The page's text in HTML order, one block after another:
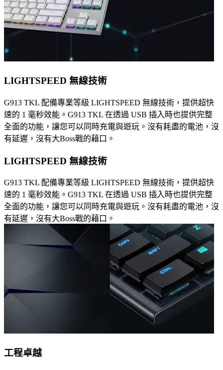
LIGHTSPEED 無線技術
G913 TKL 配備專業等級 LIGHTSPEED 無線技術，提供超快
速的 1 毫秒效能。G913 TKL 在透過 USB 插入時也提供完整
全面的功能，讓您可以同時充電與遊玩。沒有耗盡的電池，沒
有延遲，沒有大Boss戰的藉口。
LIGHTSPEED 無線技術
G913 TKL 配備專業等級 LIGHTSPEED 無線技術，提供超快
速的 1 毫秒效能。G913 TKL 在透過 USB 插入時也提供完整
全面的功能，讓您可以同時充電與遊玩。沒有耗盡的電池，沒
有延遲，沒有大Boss戰的藉口。
工程卓越